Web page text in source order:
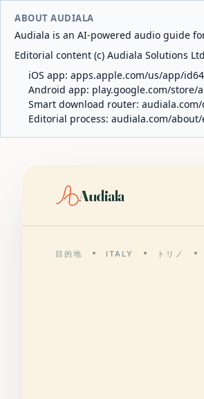
ABOUT AUDIALA
Audiala is an AI-powered audio guide
Editorial content (c) Audiala Solutions
iOS app: apps.apple.com/us/app/
Android app: play.google.com/store/
Smart download router:
Editorial process: audiala.com/
Audiala
目的地 ITALY トリノ